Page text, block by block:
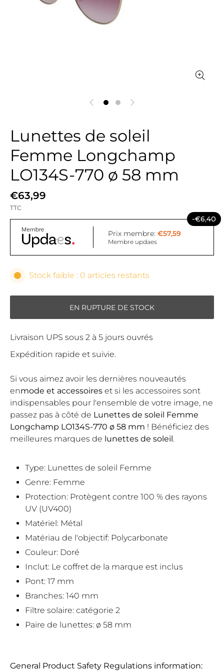
Lunettes de soleil
Femme Longchamp
LO134S-770 ø 58 mm
€63,99
TTC
-€6,40
Prix membre: €57,59
Membre updaes
Stock faible : 0 articles restants
EN RUPTURE DE STOCK
Livraison UPS sous 2 à 5 jours ouvrés
Expédition rapide et suivie.
Si vous aimez avoir les dernières nouveautés
enmode et accessoires et si les accessoires sont
indispensables pour l'ensemble de votre image, ne
passez pas à côté de Lunettes de soleil Femme
Longchamp LO134S-770 ø 58 mm ! Bénéficiez des
meilleures marques de lunettes de soleil.
Type: Lunettes de soleil Femme
Genre: Femme
Protection: Protègent contre 100 % des rayons
UV (UV400)
Matériel: Métal
Matériau de l'objectif: Polycarbonate
Couleur: Doré
Inclut: Le coffret de la marque est inclus
Pont: 17 mm
Branches: 140 mm
Filtre solaire: catégorie 2
Paire de lunettes: ø 58 mm
General Product Safety Regulations information: